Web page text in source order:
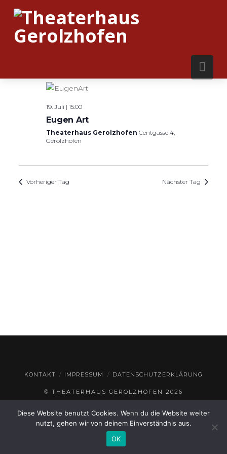
19. Juli | 15:00
Eugen Art
Theaterhaus GerolzhofenCentgasse 4,
Gerolzhofen
Vorheriger Tag Nächster Tag
KONTAKT IMPRESSUM DATENSCHUTZERKLÄRUNG
© THEATERHAUS GEROLZHOFEN 2026
Diese Website benutzt Cookies. Wenn du die Website weiter
nutzt, gehen wir von deinem Einverständnis aus.
OK